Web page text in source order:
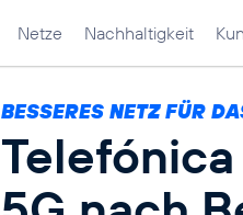
Netze Nachhaltigkeit
BESSERES NETZ FÜR